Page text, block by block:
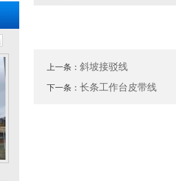
上一条：斜坡接驳线
下一条：长条工作台皮带线